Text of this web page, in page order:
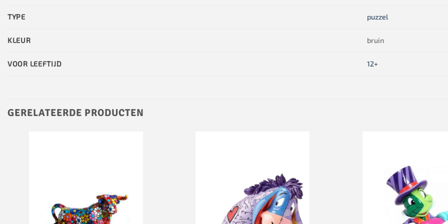
TYPE puzzel
KLEUR bruin
VOOR LEEFTIJD 12+
GERELATEERDE PRODUCTEN